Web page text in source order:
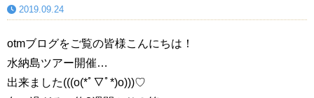
2019.09.24
otmブログをご覧の皆様こんにちは！
水納島ツアー開催…
出来ました(((o(*ﾟ▽ﾟ*)o)))♡